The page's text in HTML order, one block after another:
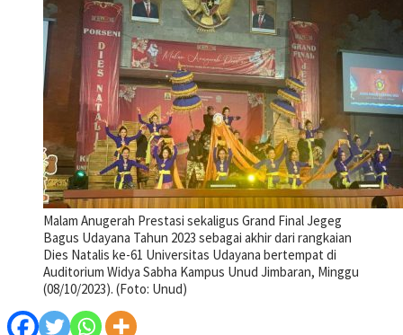
Malam Anugerah Prestasi sekaligus Grand Final Jegeg
Bagus Udayana Tahun 2023 sebagai akhir dari rangkaian
Dies Natalis ke-61 Universitas Udayana bertempat di
Auditorium Widya Sabha Kampus Unud Jimbaran, Minggu
(08/10/2023). (Foto: Unud)